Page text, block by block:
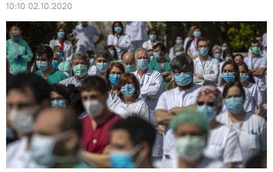
10:10 02.10.2020